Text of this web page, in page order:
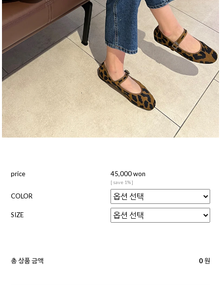
price 45,000 won
[ save 1% ]
COLOR
SIZE
총 상품 금액 0 원